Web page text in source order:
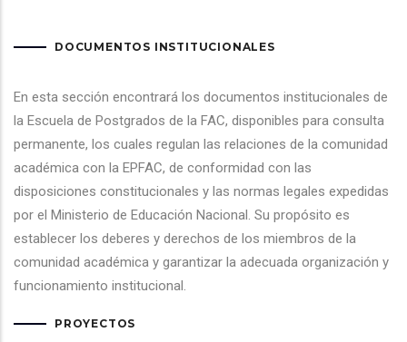
navegación
DOCUMENTOS INSTITUCIONALES
En esta sección encontrará los documentos institucionales de
la Escuela de Postgrados de la FAC, disponibles para consulta
permanente, los cuales regulan las relaciones de la comunidad
académica con la EPFAC, de conformidad con las
disposiciones constitucionales y las normas legales expedidas
por el Ministerio de Educación Nacional. Su propósito es
establecer los deberes y derechos de los miembros de la
comunidad académica y garantizar la adecuada organización y
funcionamiento institucional.
PROYECTOS